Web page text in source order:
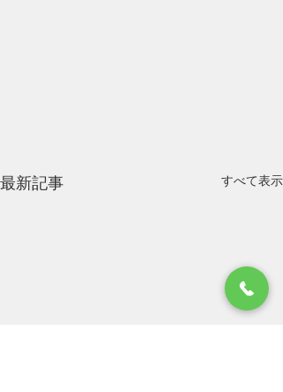
最新記事 すべて表示